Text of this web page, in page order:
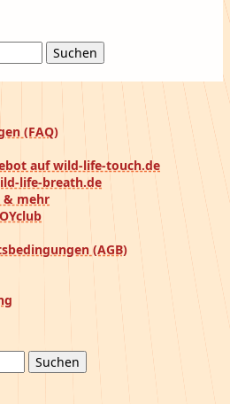
(FAQ)
auf wild-life-touch.de
life-breath.de
& mehr
(AGB)